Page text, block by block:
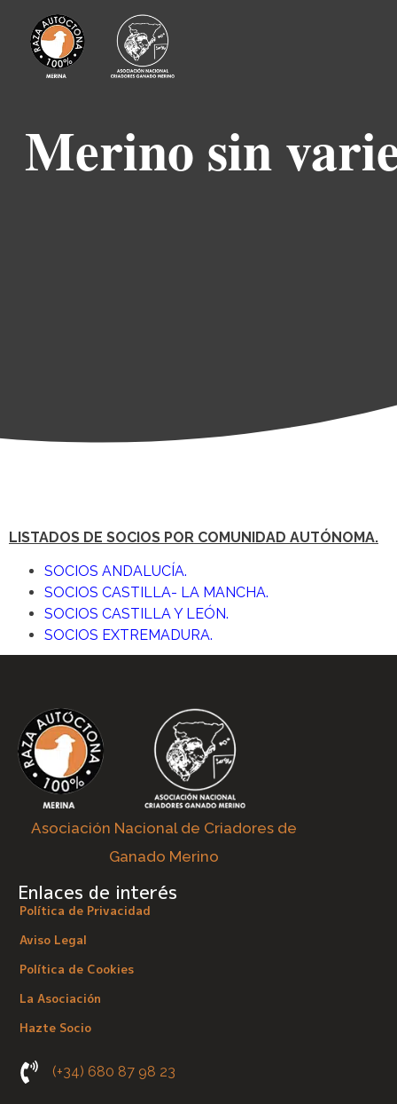
Merino sin
LISTADOS DE SOCIOS POR COMUNIDAD AUTÓNOMA.
SOCIOS ANDALUCÍA.
SOCIOS CASTILLA- LA MANCHA.
SOCIOS CASTILLA Y LEÓN.
SOCIOS EXTREMADURA.
Asociación Nacional de Criadores de
Ganado Merino
Enlaces de interés
Política de Privacidad
Aviso Legal
Política de Cookies
La Asociación
Hazte Socio
(+34) 680 87 98 23